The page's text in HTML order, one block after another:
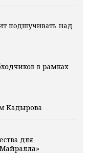
подшучивать над
в рамках
Кадырова
для